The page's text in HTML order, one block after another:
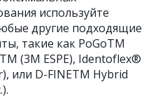
используйте
другие подходящие
такие как PoGoTM
(3M ESPE), Identoflex®
или D-FINETM Hybrid